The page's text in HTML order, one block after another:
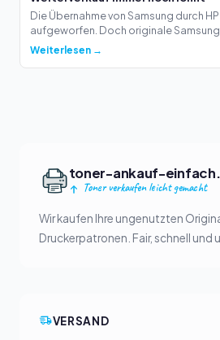
Die Übernahme von Samsung durch
aufgeworfen. Doch originale Samsung
Weiterlesen →
toner-ankauf-
Toner verkaufen leicht gemacht
Wir kaufen Ihre ungenutzten
Druckerpatronen. Fair, schnell und
VERSAND